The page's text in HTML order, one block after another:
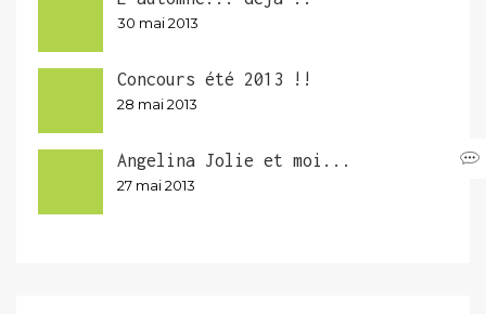
30 mai 2013
Concours été 2013 !!
28 mai 2013
Angelina Jolie et moi...
27 mai 2013